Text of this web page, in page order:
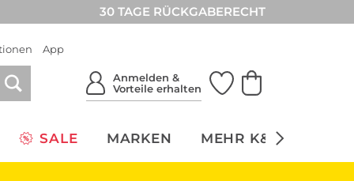
30 TAGE RÜCKGABERECHT
App
Anmelden &
Vorteile erhalten
SALE MARKEN MEHR K&Ö